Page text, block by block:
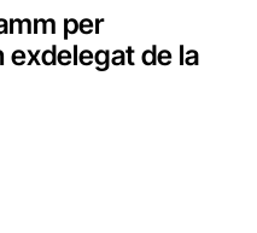
per
exdelegat de la